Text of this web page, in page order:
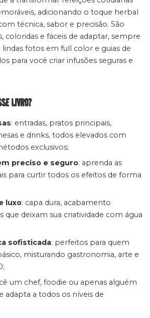
adicionando o toque herbal
técnica, sabor e precisão. São
coloridas e fáceis de adaptar, sempre
fotos em full color e guias de
para você criar infusões seguras e
LIVRO?
: entradas, pratos principais,
e drinks, todos elevados com
exclusivos;
preciso e seguro: aprenda as
para curtir todos os efeitos de forma
luxo: capa dura, acabamento
deixam sua criatividade com água
sofisticada: perfeitos para quem
misturando gastronomia, arte e
um chef, foodie ou apenas alguém
adapta a todos os níveis de